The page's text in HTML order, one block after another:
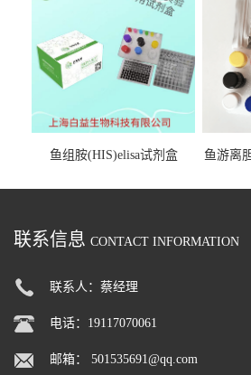
鱼组胺(HIS)elisa试剂盒 鱼游离
联系信息 CONTACT INFORMATION
联系人：蔡经理
电话：19117070061
邮箱： 501535691@qq.com